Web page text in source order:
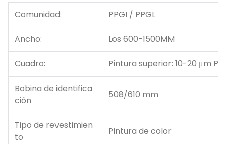
Comunidad: PPGI / PPGL
Ancho: Los 600-1500MM
Cuadro: Pintura superior: 10-20 μm
Bobina de identifica
ción
508/610 mm
Tipo de revestimien
to
Pintura de color